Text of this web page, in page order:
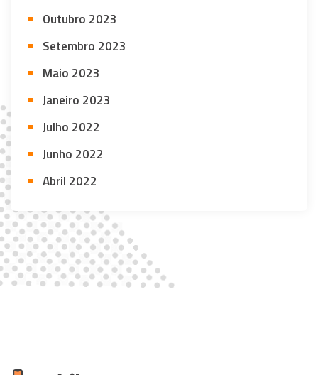
Outubro 2023
Setembro 2023
Maio 2023
Janeiro 2023
Julho 2022
Junho 2022
Abril 2022